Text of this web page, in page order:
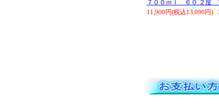
７００ｍｌ ６０.２度
11,900円(税込13,090円)